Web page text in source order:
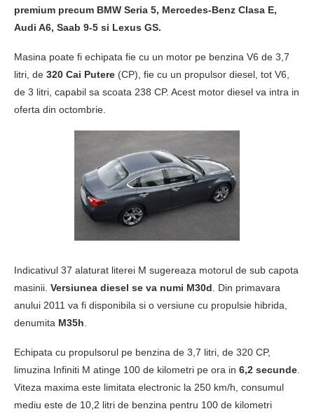
premium precum BMW Seria 5, Mercedes-Benz Clasa E,
Audi A6, Saab 9-5 si Lexus GS.
Masina poate fi echipata fie cu un motor pe benzina V6 de 3,7
litri, de 320 Cai Putere (CP), fie cu un propulsor diesel, tot V6,
de 3 litri, capabil sa scoata 238 CP. Acest motor diesel va intra in
oferta din octombrie.
Indicativul 37 alaturat literei M sugereaza motorul de sub capota
masinii. Versiunea diesel se va numi M30d . Din primavara
anului 2011 va fi disponibila si o versiune cu propulsie hibrida,
denumita M35h
Echipata cu propulsorul pe benzina de 3,7 litri, de 320 CP,
limuzina Infiniti M atinge 100 de kilometri pe ora in 6,2 secunde
Viteza maxima este limitata electronic la 250 km/h, consumul
mediu este de 10,2 litri de benzina pentru 100 de kilometri